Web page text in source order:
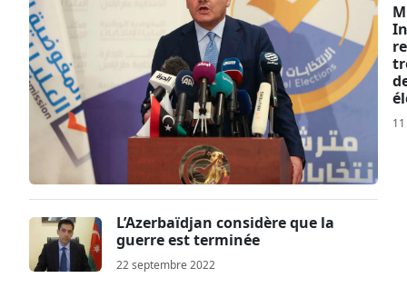
L’Azerbaïdjan considère que la
guerre est terminée
22 septembre 2022